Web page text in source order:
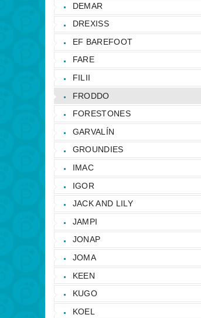
DEMAR
DREXISS
EF BAREFOOT
FARE
FILII
FRODDO
FORESTONES
GARVALÍN
GROUNDIES
IMAC
IGOR
JACK AND LILY
JAMPI
JONAP
JOMA
KEEN
KUGO
KOEL